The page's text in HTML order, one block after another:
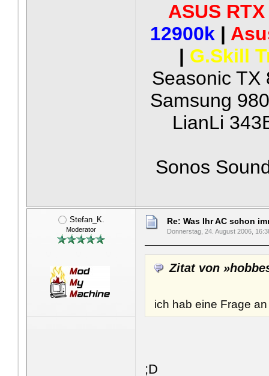
ASUS
12900k |
| G.Skill
Seasonic TX
Samsung
LianLi
Sonos
Stefan_K.
Moderator
Re: Was Ihr AC schon
Donnerstag, 24. August 2006,
Zitat von
ich hab eine Frage
;D